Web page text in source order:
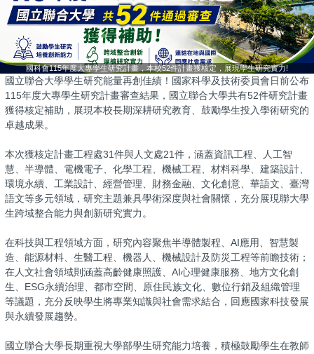
國科會115年度大專學生研究計畫，本校52件計畫獲核定，展現學生研究實力!
國立聯合大學學生研究能量再創佳績！國家科學及技術委員會日前公布
115年度大專學生研究計畫審查結果，國立聯合大學共有52件研究計畫
獲得核定補助，展現本校長期深耕研究教育、鼓勵學生投入學術研究的
卓越成果。
本次獲核定計畫工程處31件與人文處21件，涵蓋資訊工程、人工智
慧、半導體、電機電子、化學工程、機械工程、材料科學、建築設計、
環境永續、工業設計、經營管理、財務金融、文化創意、華語文、臺灣
語文等多元領域，研究主題兼具學術深度與社會關懷，充分展現聯大學
生跨域整合能力與創新研究實力。
在科技與工程領域方面，研究內容聚焦半導體製程、AI應用、智慧製
造、能源材料、生醫工程、機器人、機械設計及防災工程等前瞻技術；
在人文社會領域則涵蓋高齡健康照護、AI心理健康服務、地方文化創
生、ESG永續治理、都市空間、原住民族文化、數位行銷及組織管理
等議題，充分反映學生將專業知識與社會需求結合，回應國家科技發展
與永續發展趨勢。
國立聯合大學長期重視大學部學生研究能力培養，積極鼓勵學生在教師